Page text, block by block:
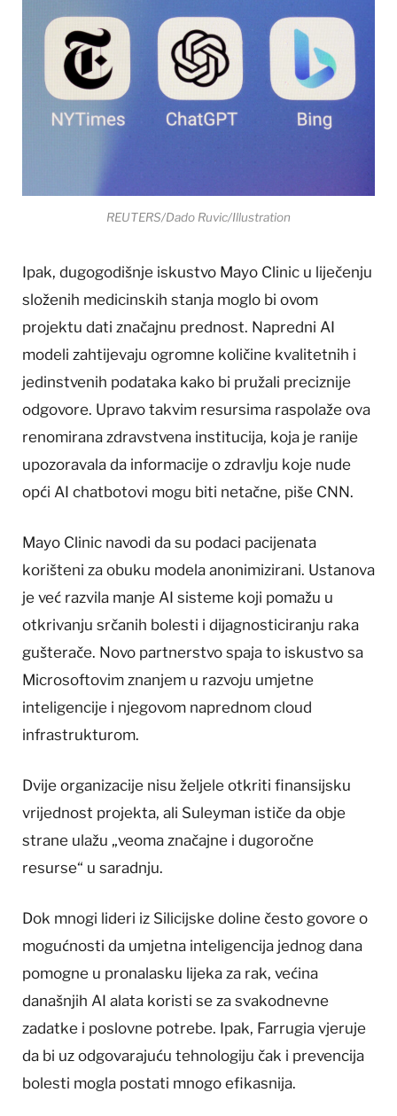
REUTERS/Dado Ruvic/Illustration
Ipak, dugogodišnje iskustvo Mayo Clinic u liječenju
složenih medicinskih stanja moglo bi ovom
projektu dati značajnu prednost. Napredni AI
modeli zahtijevaju ogromne količine kvalitetnih i
jedinstvenih podataka kako bi pružali preciznije
odgovore. Upravo takvim resursima raspolaže ova
renomirana zdravstvena institucija, koja je ranije
upozoravala da informacije o zdravlju koje nude
opći AI chatbotovi mogu biti netačne, piše CNN.
Mayo Clinic navodi da su podaci pacijenata
korišteni za obuku modela anonimizirani. Ustanova
je već razvila manje AI sisteme koji pomažu u
otkrivanju srčanih bolesti i dijagnosticiranju raka
gušterače. Novo partnerstvo spaja to iskustvo sa
Microsoftovim znanjem u razvoju umjetne
inteligencije i njegovom naprednom cloud
infrastrukturom.
Dvije organizacije nisu željele otkriti finansijsku
vrijednost projekta, ali Suleyman ističe da obje
strane ulažu „veoma značajne i dugoročne
resurse“ u saradnju.
Dok mnogi lideri iz Silicijske doline često govore o
mogućnosti da umjetna inteligencija jednog dana
pomogne u pronalasku lijeka za rak, većina
današnjih AI alata koristi se za svakodnevne
zadatke i poslovne potrebe. Ipak, Farrugia vjeruje
da bi uz odgovarajuću tehnologiju čak i prevencija
bolesti mogla postati mnogo efikasnija.